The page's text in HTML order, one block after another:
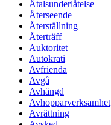
Åtalsunderlåtelse
Återseende
Återställning
Återträff
Auktoritet
Autokrati
Avfrienda
Avgå
Avhängd
Avhopparverksamhet
Avrättning